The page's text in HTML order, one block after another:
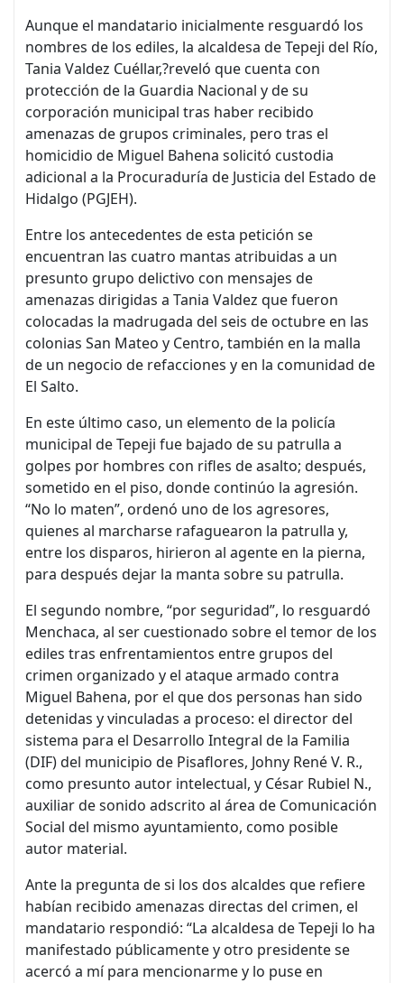
Aunque el mandatario inicialmente resguardó los
nombres de los ediles, la alcaldesa de Tepeji del Río,
Tania Valdez Cuéllar,?reveló que cuenta con
protección de la Guardia Nacional y de su
corporación municipal tras haber recibido
amenazas de grupos criminales, pero tras el
homicidio de Miguel Bahena solicitó custodia
adicional a la Procuraduría de Justicia del Estado de
Hidalgo (PGJEH).
Entre los antecedentes de esta petición se
encuentran las cuatro mantas atribuidas a un
presunto grupo delictivo con mensajes de
amenazas dirigidas a Tania Valdez que fueron
colocadas la madrugada del seis de octubre en las
colonias San Mateo y Centro, también en la malla
de un negocio de refacciones y en la comunidad de
El Salto.
En este último caso, un elemento de la policía
municipal de Tepeji fue bajado de su patrulla a
golpes por hombres con rifles de asalto; después,
sometido en el piso, donde continúo la agresión.
“No lo maten”, ordenó uno de los agresores,
quienes al marcharse rafaguearon la patrulla y,
entre los disparos, hirieron al agente en la pierna,
para después dejar la manta sobre su patrulla.
El segundo nombre, “por seguridad”, lo resguardó
Menchaca, al ser cuestionado sobre el temor de los
ediles tras enfrentamientos entre grupos del
crimen organizado y el ataque armado contra
Miguel Bahena, por el que dos personas han sido
detenidas y vinculadas a proceso: el director del
sistema para el Desarrollo Integral de la Familia
(DIF) del municipio de Pisaflores, Johny René V. R.,
como presunto autor intelectual, y César Rubiel N.,
auxiliar de sonido adscrito al área de Comunicación
Social del mismo ayuntamiento, como posible
autor material.
Ante la pregunta de si los dos alcaldes que refiere
habían recibido amenazas directas del crimen, el
mandatario respondió: “La alcaldesa de Tepeji lo ha
manifestado públicamente y otro presidente se
acercó a mí para mencionarme y lo puse en